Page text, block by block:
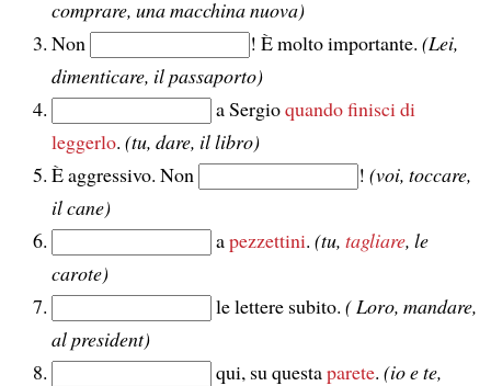
comprare, una macchina nuova)
Non
! È molto importante. (Lei,
dimenticare, il passaporto)
a Sergioquando finisci di
leggerlo. (tu, dare, il libro)
È aggressivo. Non
! (voi, toccare,
il cane)
apezzettini. (tu, tagliare, le
carote)
le lettere subito. ( Loro, mandare,
al president)
qui, su questaparete. (io e te,